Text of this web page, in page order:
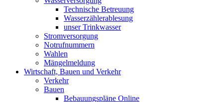
Technische Betreuung
Wasserzählerablesung
unser Trinkwasser
Stromversorgung
Notrufnummern
Wahlen
Mängelmeldung
Wirtschaft, Bauen und Verkehr
Verkehr
Bauen
Bebauungspläne Online